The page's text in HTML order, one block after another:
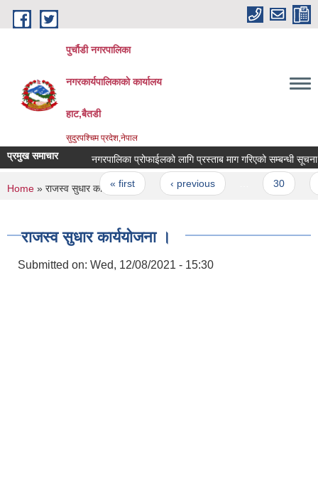
Skip to main content
पुर्चौडी नगरपालिका
नगरकार्यपालिकाकाे कार्यालय
हाट,बैतडी
सुदुरपश्चिम प्रदेश,नेपाल
प्रमुख समाचार नगरपालिका प्रोफाईलको लागि प्रस्ताब माग गरिएको सम्बन्धी सूचना .
Pages
« first ‹ previous
You are here
Home » राजस्व सुधार कार्ययोजना ।
राजस्व सुधार कार्ययोजना ।
Submitted on: Wed, 12/08/2021 - 15:30